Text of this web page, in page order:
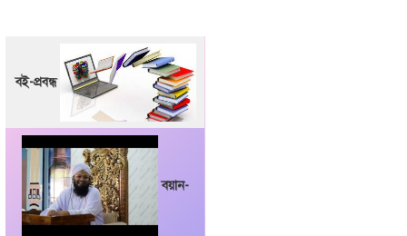
বই-প্রবন্ধ
বয়ান-